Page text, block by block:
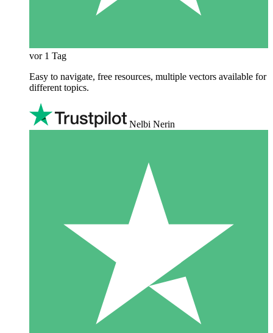
vor 1 Tag
Easy to navigate, free resources, multiple vectors available for
different topics.
Nelbi Nerin